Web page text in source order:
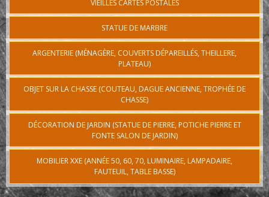
VIEILLES CARTES POSTALES
STATUE DE MARBRE
ARGENTERIE (MÉNAGÈRE, COUVERTS DÉPAREILLÉS, THEILLERE,
PLATEAU)
OBJET SUR LA CHASSE (COUTEAU, DAGUE ANCIENNE, TROPHÉE DE
CHASSE)
DÉCORATION DE JARDIN (STATUE DE PIERRE, POTICHE PIERRE ET
FONTE SALON DE JARDIN)
MOBILIER XXE (ANNÉE 50, 60, 70, LUMINAIRE, LAMPADAIRE,
FAUTEUIL, TABLE BASSE)